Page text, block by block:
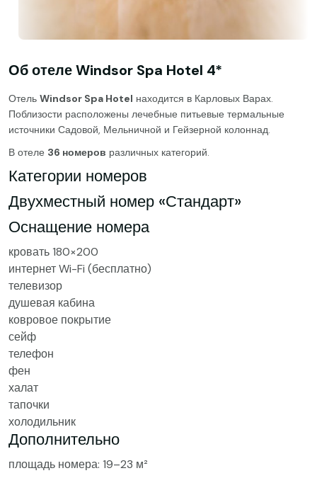
Об отеле Windsor Spa Hotel 4*
Отель Windsor Spa Hotel находится в Карловых Варах.
Поблизости расположены лечебные питьевые термальные
источники Садовой, Мельничной и Гейзерной колоннад.
В отеле 36 номеров различных категорий.
Категории номеров
Двухместный номер «Стандарт»
Оснащение номера
кровать 180×200
интернет Wi-Fi (бесплатно)
телевизор
душевая кабина
ковровое покрытие
сейф
телефон
фен
халат
тапочки
холодильник
Дополнительно
площадь номера: 19–23 м²